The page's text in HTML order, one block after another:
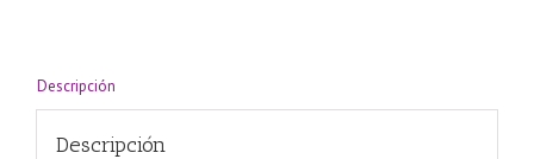
cantidad
Descripción
Descripción